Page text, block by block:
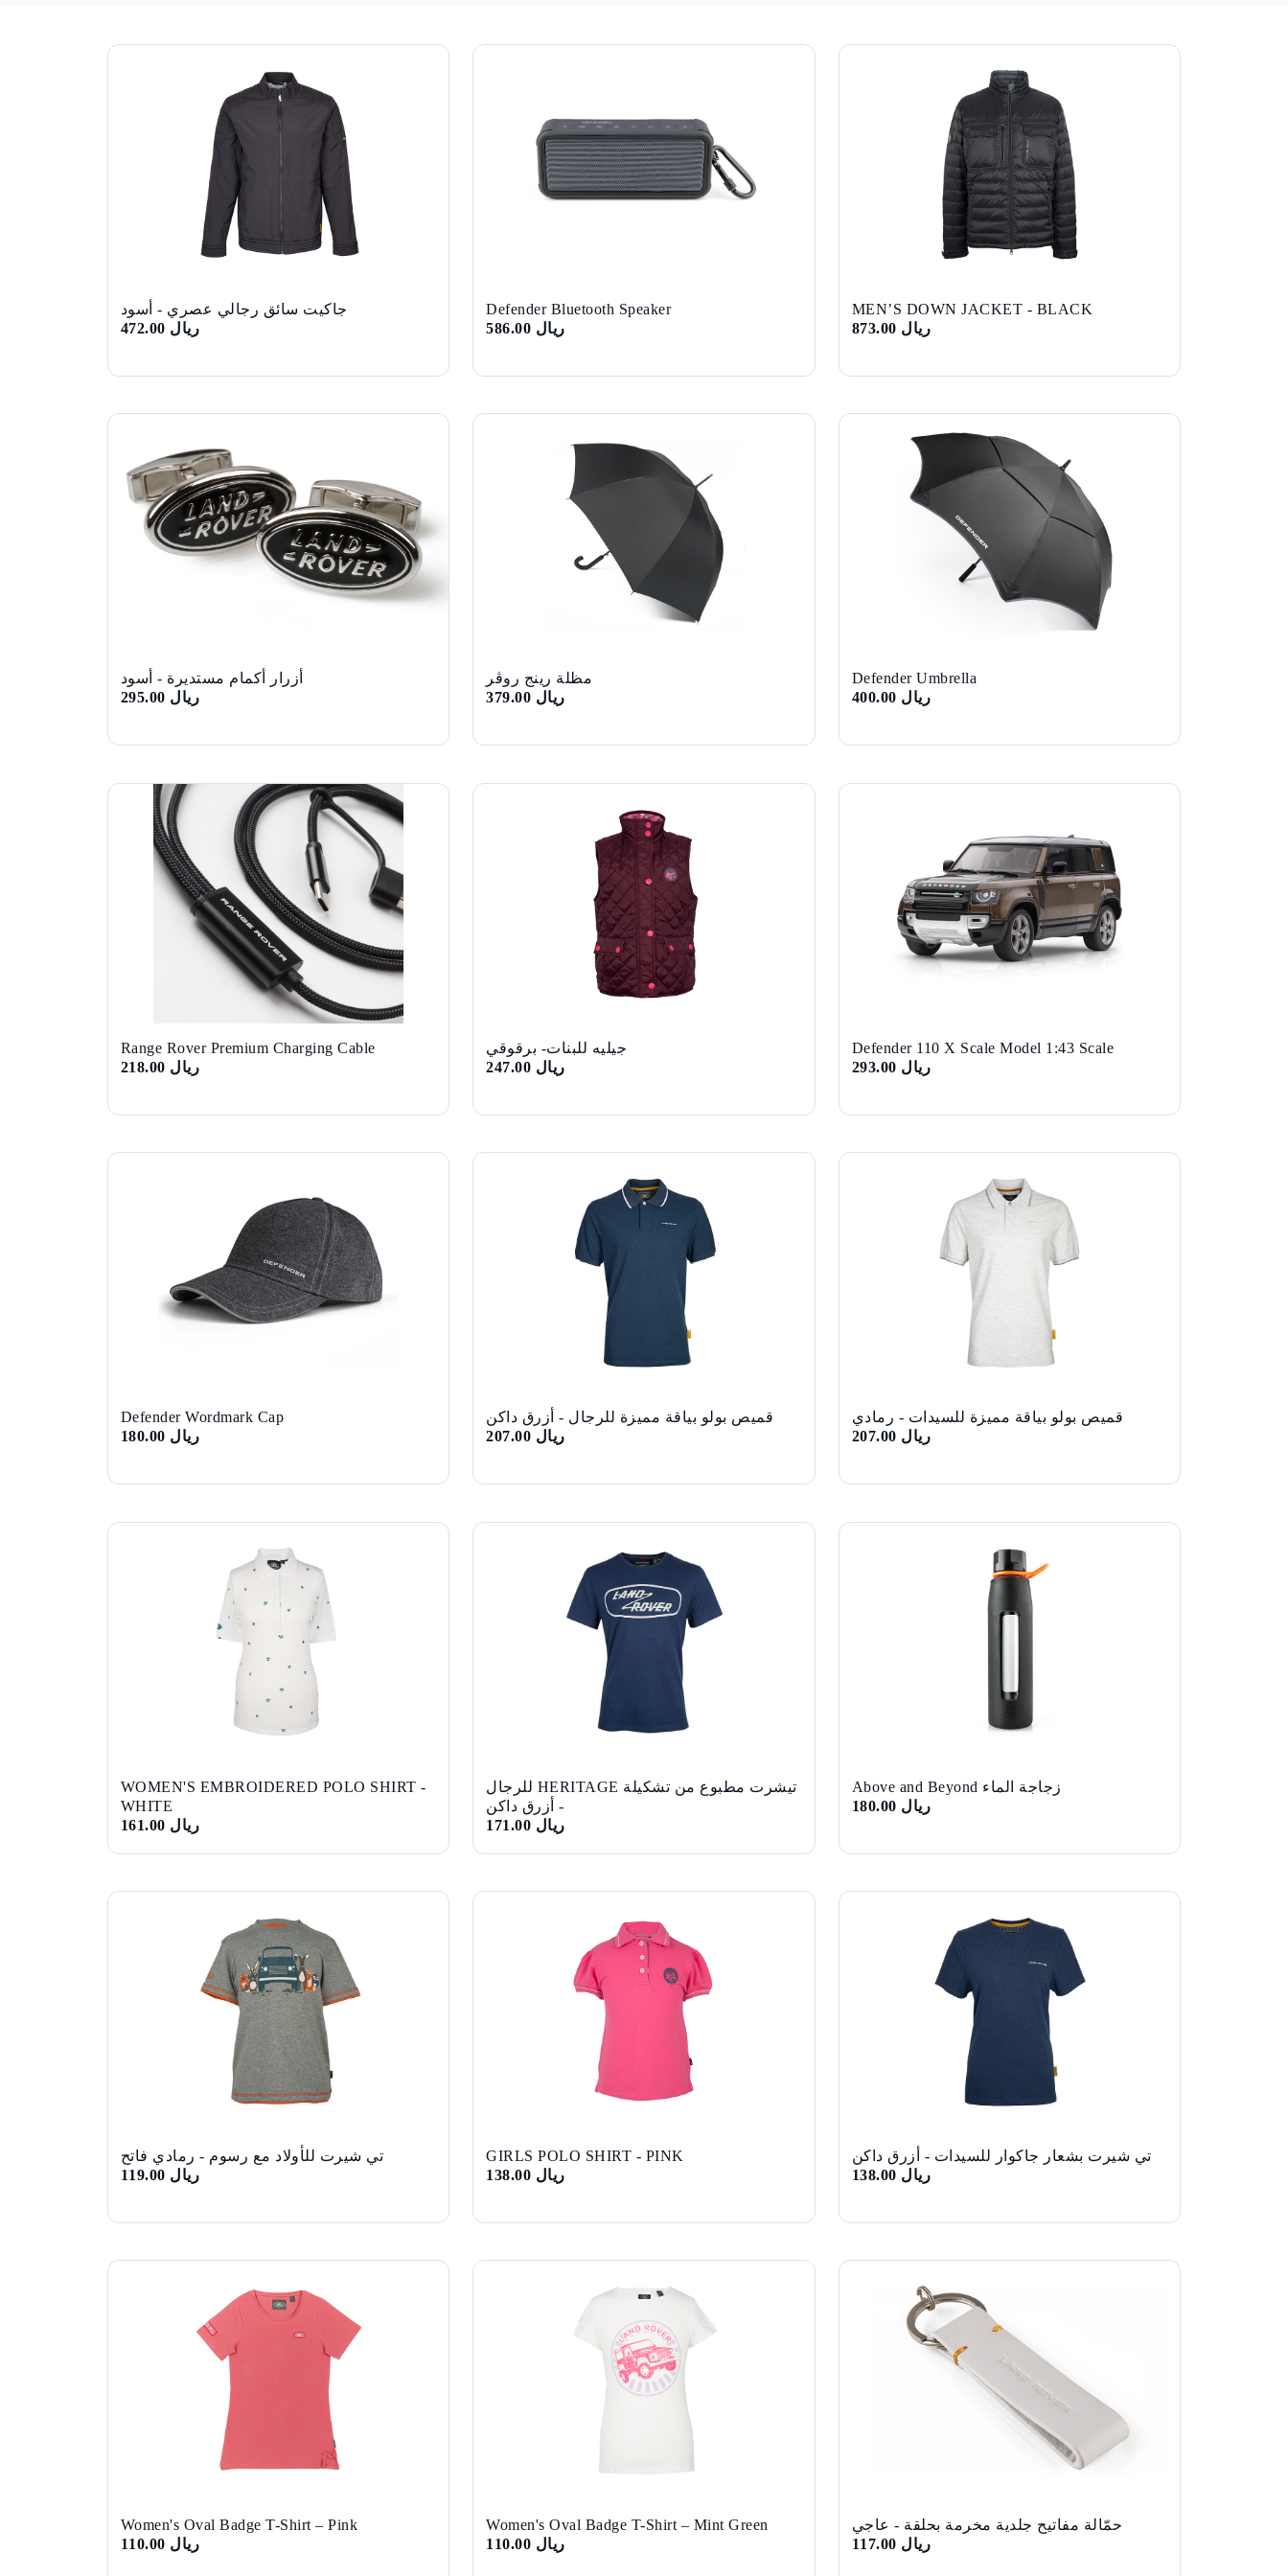
MEN’S DOWN JACKET - BLACK
ريال 873.00
Defender Bluetooth Speaker
ريال 586.00
جاكيت سائق رجالي عصري - أسود
ريال 472.00
Defender Umbrella
ريال 400.00
مظلة رينج روڤر
ريال 379.00
أزرار أكمام مستديرة - أسود
ريال 295.00
Defender 110 X Scale Model 1:43 Scale
ريال 293.00
جيليه للبنات- برقوقي
ريال 247.00
Range Rover Premium Charging Cable
ريال 218.00
قميص بولو بياقة مميزة للسيدات - رمادي
ريال 207.00
قميص بولو بياقة مميزة للرجال - أزرق داكن
ريال 207.00
Defender Wordmark Cap
ريال 180.00
زجاجة الماء Above and Beyond
ريال 180.00
تيشرت مطبوع من تشكيلة HERITAGE للرجال
- أزرق داكن
ريال 171.00
WOMEN'S EMBROIDERED POLO SHIRT -
WHITE
ريال 161.00
تي شيرت بشعار جاكوار للسيدات - أزرق داكن
ريال 138.00
GIRLS POLO SHIRT - PINK
ريال 138.00
تي شيرت للأولاد مع رسوم - رمادي فاتح
ريال 119.00
حمّالة مفاتيح جلدية مخرمة بحلقة - عاجي
ريال 117.00
Women's Oval Badge T-Shirt – Mint Green
ريال 110.00
Women's Oval Badge T-Shirt – Pink
ريال 110.00